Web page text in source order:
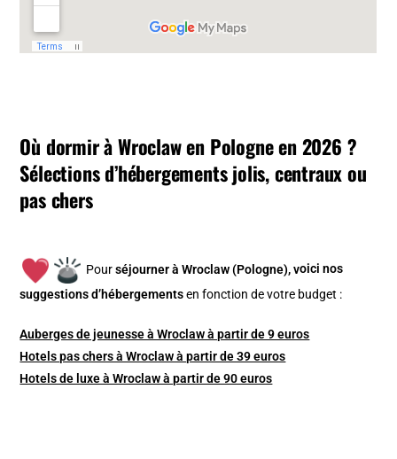
Où dormir à Wroclaw en Pologne en 2026 ?
Sélections d’hébergements jolis, centraux ou
pas chers
Pourséjourner à Wroclaw (Pologne), voici nos
suggestions d’hébergements en fonction de votre budget :
Auberges de jeunesse à Wroclaw à partir de 9 euros
Hotels pas chers à Wroclaw à partir de 39 euros
Hotels de luxe à Wroclaw à partir de 90 euros